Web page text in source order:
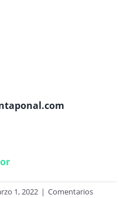
1, 2022 | Comentarios